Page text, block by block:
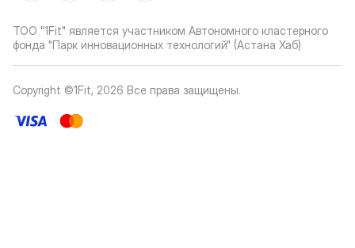
ТОО "1Fit" является участником Автономного кластерного
фонда "Парк инновационных технологий" (Астана Хаб)
Copyright ©1Fit, 2026 Все права защищены.